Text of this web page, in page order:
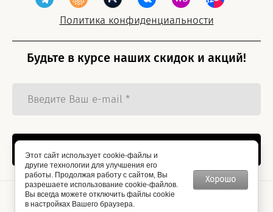
Политика конфиденциальности
Будьте в курсе наших скидок и акций!
Отправить
Этот сайт использует cookie-файлы и
другие технологии для улучшения его
работы. Продолжая работу с сайтом, Вы
разрешаете использование cookie-файлов.
Вы всегда можете отключить файлы cookie
в настройках Вашего браузера.
Хорошо